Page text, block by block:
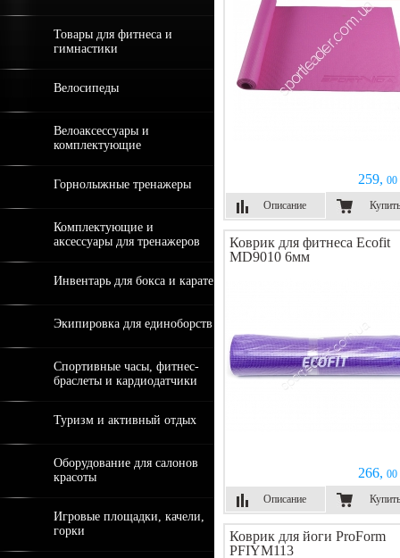
Товары для фитнеса и
гимнастики
Велосипеды
Велоаксессуары и
комплектующие
Горнолыжные тренажеры
Комплектующие и
аксессуары для тренажеров
Инвентарь для бокса и карате
Экипировка для единоборств
Спортивные часы, фитнес-
браслеты и кардиодатчики
Туризм и активный отдых
Оборудование для салонов
красоты
Игровые площадки, качели,
горки
259, 00
Описание
Купить
Коврик для фитнеса Ecofit
MD9010 6мм
266, 00
Описание
Купить
Коврик для йоги ProForm
PFIYM113